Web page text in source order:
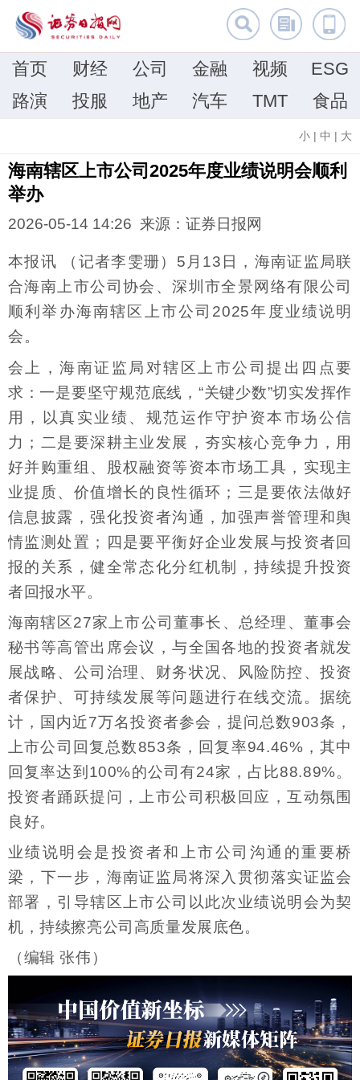
首页 财经 公司 金融 视频
ESG
路演
投服 地产 汽车 TMT 食品
小 | 中 | 大
海南辖区上市公司2025年度业绩说明会顺利
举办
2026-05-14 14:26 来源：证券日报网
本报讯 （记者李雯珊）5月13日，海南证监局联
合海南上市公司协会、深圳市全景网络有限公司
顺利举办海南辖区上市公司2025年度业绩说明
会。
会上，海南证监局对辖区上市公司提出四点要
求：一是要坚守规范底线，“关键少数”切实发挥作
用，以真实业绩、规范运作守护资本市场公信
力；二是要深耕主业发展，夯实核心竞争力，用
好并购重组、股权融资等资本市场工具，实现主
业提质、价值增长的良性循环；三是要依法做好
信息披露，强化投资者沟通，加强声誉管理和舆
情监测处置；四是要平衡好企业发展与投资者回
报的关系，健全常态化分红机制，持续提升投资
者回报水平。
海南辖区27家上市公司董事长、总经理、董事会
秘书等高管出席会议，与全国各地的投资者就发
展战略、公司治理、财务状况、风险防控、投资
者保护、可持续发展等问题进行在线交流。据统
计，国内近7万名投资者参会，提问总数903条，
上市公司回复总数853条，回复率94.46%，其中
回复率达到100%的公司有24家，占比88.89%。
投资者踊跃提问，上市公司积极回应，互动氛围
良好。
业绩说明会是投资者和上市公司沟通的重要桥
梁，下一步，海南证监局将深入贯彻落实证监会
部署，引导辖区上市公司以此次业绩说明会为契
机，持续擦亮公司高质量发展底色。
（编辑 张伟）